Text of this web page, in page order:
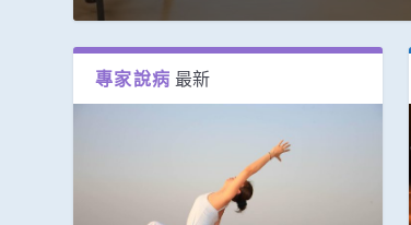
專家說病 最新